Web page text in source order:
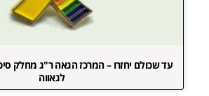
עד שכולם יחזרו – המרכז הגאה ר"ג מחלק
לגאווה